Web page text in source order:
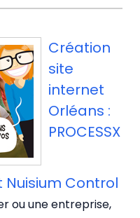
Création
site
internet
Orléans :
PROCESSX
Control
ou une entreprise,